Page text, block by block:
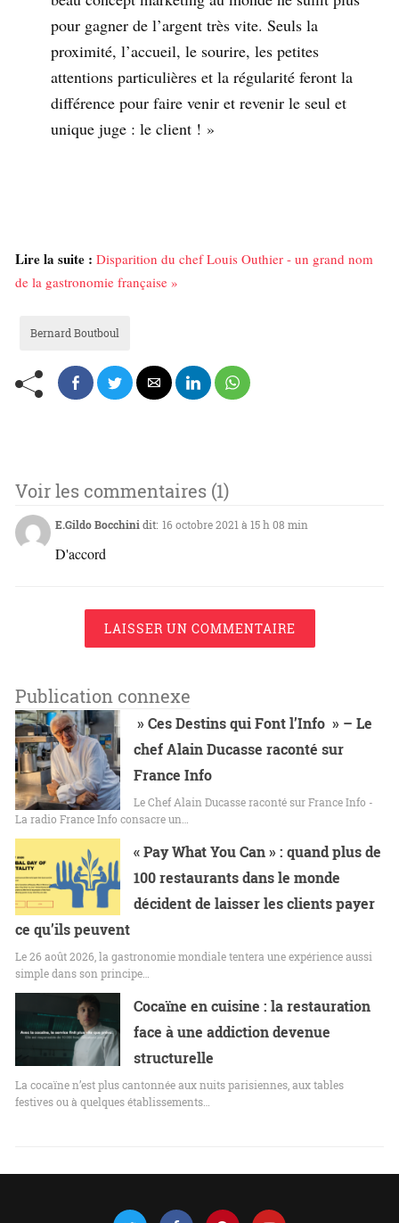
pour gagner de l’argent très vite. Seuls la
proximité, l’accueil, le sourire, les petites
attentions particulières et la régularité feront la
différence pour faire venir et revenir le seul et
unique juge : le client ! »
Lire la suite : Disparition du chef Louis Outhier - un grand nom
de la gastronomie française »
Bernard Boutboul
Voir les commentaires (1)
E.Gildo Bocchini dit: 16 octobre 2021 à 15 h 08 min
D'accord
LAISSER UN COMMENTAIRE
Publication connexe
» Ces Destins qui Font l’Info » – Le
chef Alain Ducasse raconté sur
France Info
Le Chef Alain Ducasse raconté sur France Info -
La radio France Info consacre un…
« Pay What You Can » : quand plus de
100 restaurants dans le monde
décident de laisser les clients payer
ce qu’ils peuvent
Le 26 août 2026, la gastronomie mondiale tentera une expérience aussi
simple dans son principe…
Cocaïne en cuisine : la restauration
face à une addiction devenue
structurelle
La cocaïne n’est plus cantonnée aux nuits parisiennes, aux tables
festives ou à quelques établissements…